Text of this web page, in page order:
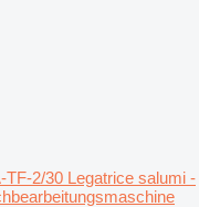
TF-2/30 Legatrice salumi -